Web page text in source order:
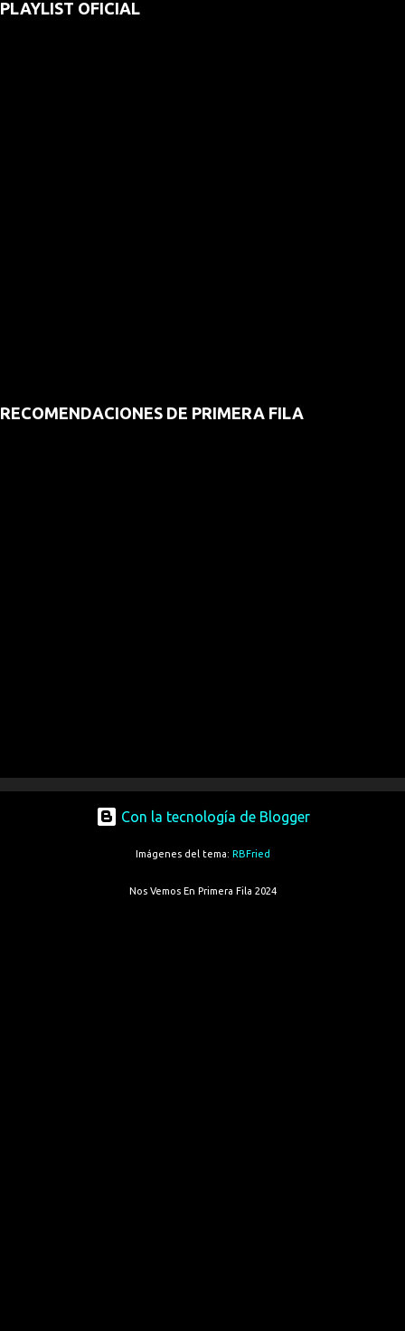
PLAYLIST OFICIAL
RECOMENDACIONES DE PRIMERA FILA
Con la tecnología de Blogger
Imágenes del tema: RBFried
Nos Vemos En Primera Fila 2024